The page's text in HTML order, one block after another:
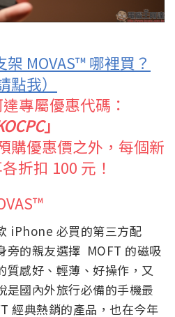
架 MOVAS™ 哪裡買？
點我）
專屬優惠代碼：
」
購優惠價之外，每個新
折扣 100 元！
iPhone 必買的第三方配
旁的親友選擇 MOFT 的磁吸
質感好、輕薄、好操作，又
是國內外旅行必備的手機最
經典熱銷的產品，也在今年